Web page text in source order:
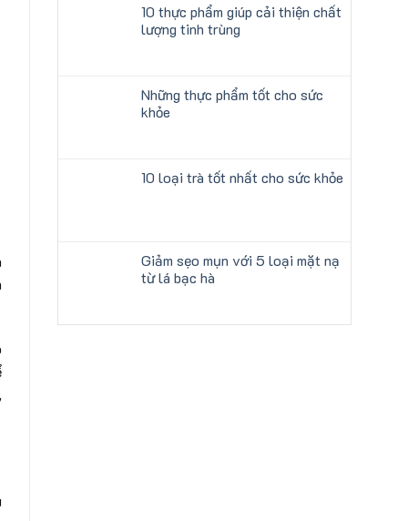
10 thực phẩm giúp cải thiện chất
lượng tinh trùng
Những thực phẩm tốt cho sức
khỏe
10 loại trà tốt nhất cho sức khỏe
Giảm sẹo mụn với 5 loại mặt nạ
từ lá bạc hà